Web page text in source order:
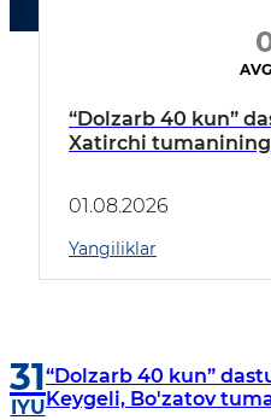
“Dolzarb 40 kun”
Xatirchi tumanining
borildi
01.08.2026
Yangiliklar
31
IYU
“Dolzarb 40 kun”
Keygeli, Bo'zatov